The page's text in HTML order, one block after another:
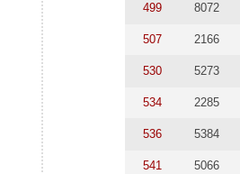
499 8072
507 2166
530 5273
534 2285
536 5384
541 5066